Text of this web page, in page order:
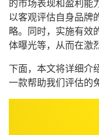
的市场表现和盈利能
以客观评估自身品牌
略。同时，实施有效
体曝光等，从而在激
下面，本文将详细介
一款帮助我们评估的